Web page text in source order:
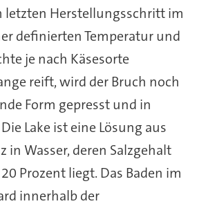
letzten Herstellungsschritt im
definierten Temperatur und
je nach Käsesorte
reift, wird der Bruch noch
Form gepresst und in
Lake ist eine Lösung aus
in Wasser, deren Salzgehalt
Prozent liegt. Das Baden im
innerhalb der